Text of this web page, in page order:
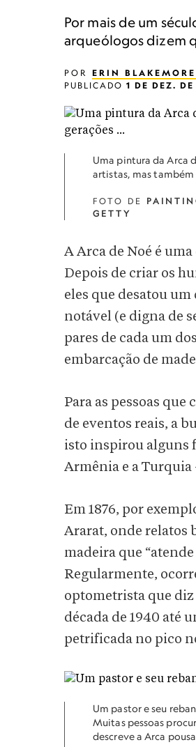
Por mais de um
arqueólogos dizem
POR ERIN BLAKEMORE
PUBLICADO 1 DE DEZ.
Uma pintura da Arca
artistas, mas
FOTO DE
GETTY
A Arca de Noé é uma
Depois de criar os
eles que desatou
notável (e digna de
pares de cada um
embarcação de
Para as pessoas
de eventos reais, a
isto inspirou alguns
Armênia e a Turquia
Em 1876, por
Ararat, onde relatos
madeira que
Regularmente,
optometrista que
década de 1940 até
petrificada no pico
Um pastor e seu
Muitas pessoas
descreve a Arca